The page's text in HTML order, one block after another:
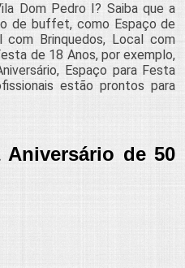
Dom Pedro I? Saiba que a
de buffet, como Espaço de
Brinquedos, Local com
de 18 Anos, por exemplo,
Espaço para Festa
estão prontos para
de 50